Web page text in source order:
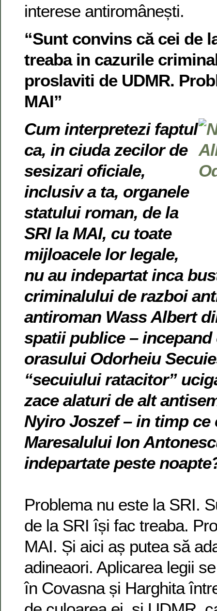
interese antiromânești.
“Sunt convins că cei de
treaba in cazurile
proslaviti de UDMR.
MAI”
Cum interpretezi faptul
ca, in ciuda zecilor de
sesizari oficiale,
inclusiv a ta, organele
statului roman, de la
SRI la MAI, cu toate
mijloacele lor legale,
nu au indepartat inca
criminalului de razboi
antiroman Wass Albert
spatii publice –
orasului Odorheiu
“secuiului ratacitor”
zace alaturi de alt
Nyiro Joszef – in timp ce
Maresalului Ion
indepartate peste
Problema nu este la SRI.
de la SRI își fac treaba.
MAI. Și aici aș putea să
adineaori. Aplicarea legii
în Covasna și Harghita